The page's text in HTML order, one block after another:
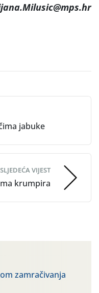
jabuke
SLJEDEĆA VIJEST
krumpira
zamračivanja